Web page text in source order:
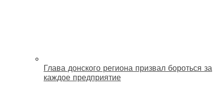
Глава донского региона призвал бороться за
каждое предприятие